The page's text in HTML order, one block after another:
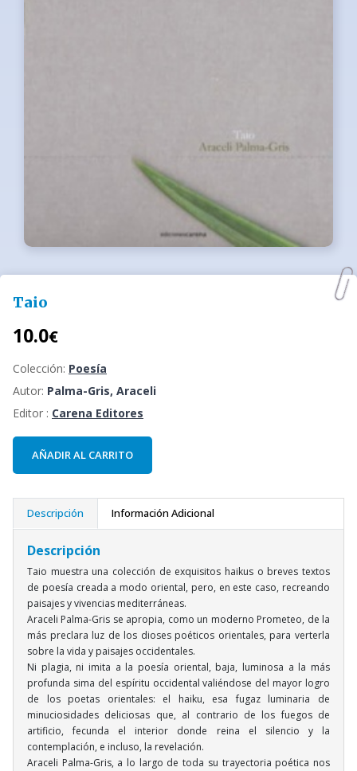
Taio
10.0€
Colección: Poesía
Autor: Palma-Gris, Araceli
Editor : Carena Editores
AÑADIR AL CARRITO
Descripción Información Adicional
Descripción
Taio muestra una colección de exquisitos haikus o breves textos
de poesía creada a modo oriental, pero, en este caso, recreando
paisajes y vivencias mediterráneas.
Araceli Palma-Gris se apropia, como un moderno Prometeo, de la
más preclara luz de los dioses poéticos orientales, para verterla
sobre la vida y paisajes occidentales.
Ni plagia, ni imita a la poesía oriental, baja, luminosa a la más
profunda sima del espíritu occidental valiéndose del mayor logro
de los poetas orientales: el haiku, esa fugaz luminaria de
minuciosidades deliciosas que, al contrario de los fuegos de
artificio, fecunda el interior donde reina el silencio y la
contemplación, e incluso, la revelación.
Araceli Palma-Gris, a lo largo de toda su trayectoria poética nos